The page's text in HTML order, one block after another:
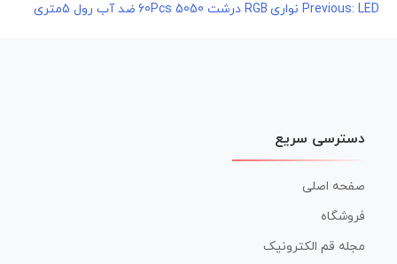
راهبریPrevious: LED نواری RGB درشت 5050 60Pcs ضد آب رول 5متری
دسترسی سریع
صفحه اصلی
فروشگاه
مجله قم الکترونیک